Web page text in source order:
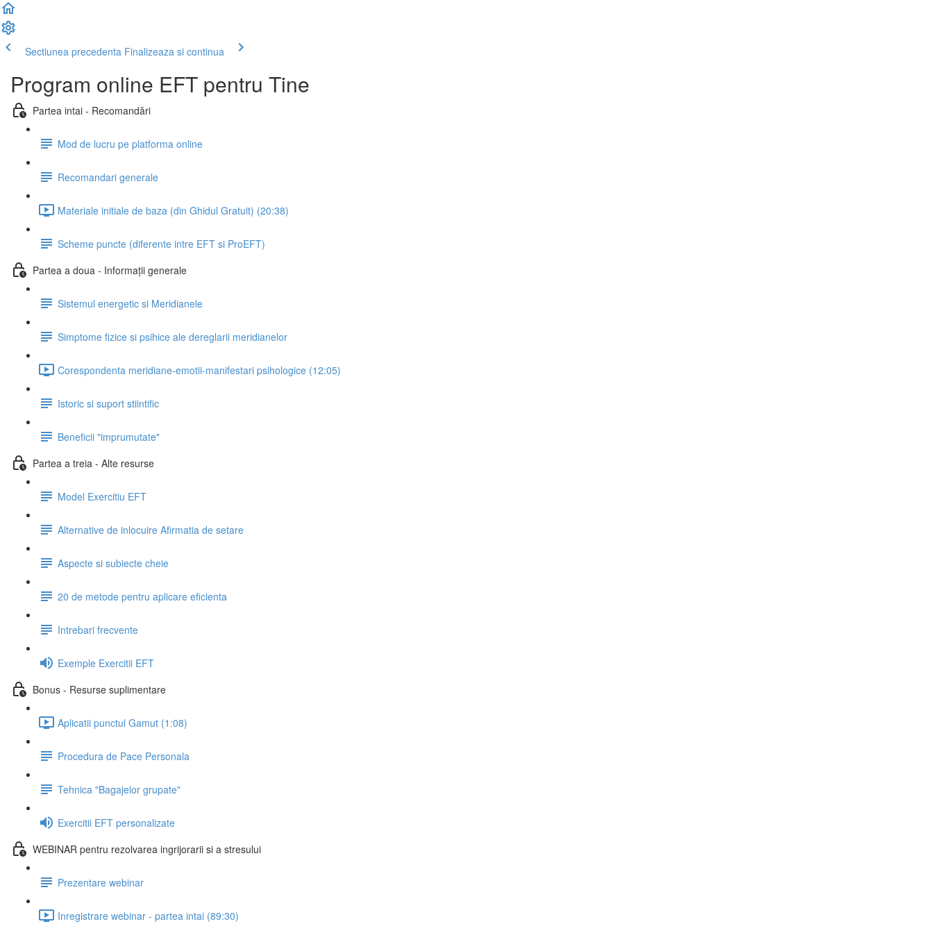
Sectiunea precedenta Finalizeaza si continua
Program online EFT pentru Tine
Partea intai - Recomandări
Mod de lucru pe platforma online
Recomandari generale
Materiale initiale de baza (din Ghidul Gratuit) (20:38)
Scheme puncte (diferente intre EFT si ProEFT)
Partea a doua - Informații generale
Sistemul energetic si Meridianele
Simptome fizice si psihice ale dereglarii meridianelor
Corespondenta meridiane-emotii-manifestari psihologice (12:05)
Istoric si suport stiintific
Beneficii "imprumutate"
Partea a treia - Alte resurse
Model Exercitiu EFT
Alternative de inlocuire Afirmatia de setare
Aspecte si subiecte cheie
20 de metode pentru aplicare eficienta
Intrebari frecvente
Exemple Exercitii EFT
Bonus - Resurse suplimentare
Aplicatii punctul Gamut (1:08)
Procedura de Pace Personala
Tehnica "Bagajelor grupate"
Exercitii EFT personalizate
WEBINAR pentru rezolvarea ingrijorarii si a stresului
Prezentare webinar
Inregistrare webinar - partea intai (89:30)